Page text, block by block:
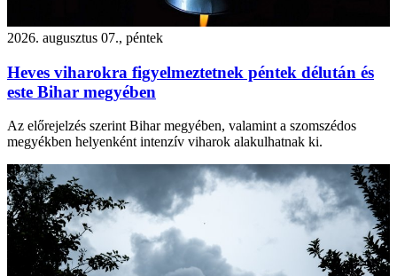
2026. augusztus 07., péntek
Heves viharokra figyelmeztetnek péntek délután és
este Bihar megyében
Az előrejelzés szerint Bihar megyében, valamint a szomszédos
megyékben helyenként intenzív viharok alakulhatnak ki.